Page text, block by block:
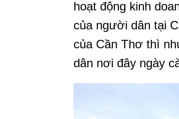
hoạt động kinh
của người dân tại
của Cần Thơ thì
dân nơi đây ngày